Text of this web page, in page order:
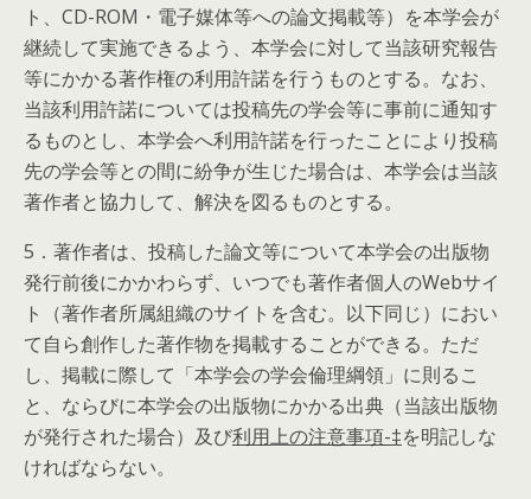
ト、CD-ROM・電子媒体等への論文掲載等）を本学会が
継続して実施できるよう、本学会に対して当該研究報告
等にかかる著作権の利用許諾を行うものとする。なお、
当該利用許諾については投稿先の学会等に事前に通知す
るものとし、本学会へ利用許諾を行ったことにより投稿
先の学会等との間に紛争が生じた場合は、本学会は当該
著作者と協力して、解決を図るものとする。
5．著作者は、投稿した論文等について本学会の出版物
発行前後にかかわらず、いつでも著作者個人のWebサイ
ト（著作者所属組織のサイトを含む。以下同じ）におい
て自ら創作した著作物を掲載することができる。ただ
し、掲載に際して「本学会の学会倫理綱領」に則るこ
と、ならびに本学会の出版物にかかる出典（当該出版物
が発行された場合）及び利用上の注意事項-‡を明記しな
ければならない。